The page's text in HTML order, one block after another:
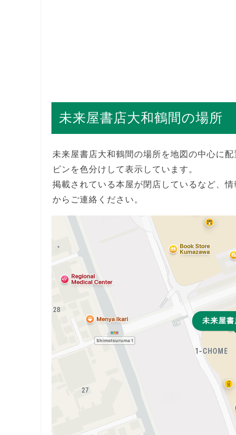
未来屋書店大和鶴間の場所
未来屋書店大和鶴間の場所を地図の中心に
ピンを色分けして表示しています。
掲載されている本屋が閉店しているなど、情
からご連絡ください。
未来屋書